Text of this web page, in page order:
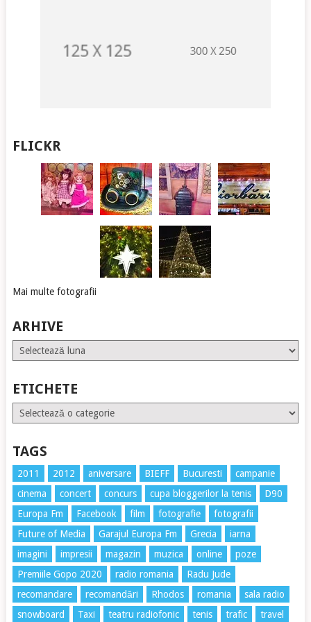
FLICKR
Mai multe fotografii
ARHIVE
Arhive
ETICHETE
Etichete
TAGS
2011 2012 aniversare BIEFF Bucuresti
campanie
cinema
concert concurs cupa bloggerilor la tenis
D90
Europa Fm
Facebook film fotografie
fotografii
Future of Media
Garajul Europa Fm Grecia
iarna
imagini
impresii magazin muzica online
poze
Premiile Gopo 2020
radio romania
Radu Jude
recomandare
recomandări Rhodos romania
sala radio
snowboard
Taxi teatru radiofonic tenis trafic travel